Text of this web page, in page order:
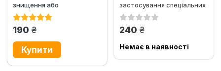
знищення або
пошкодження чужого
190 грн.
застосування спеціальних
знань під час...
240 грн.
Немає в наявності